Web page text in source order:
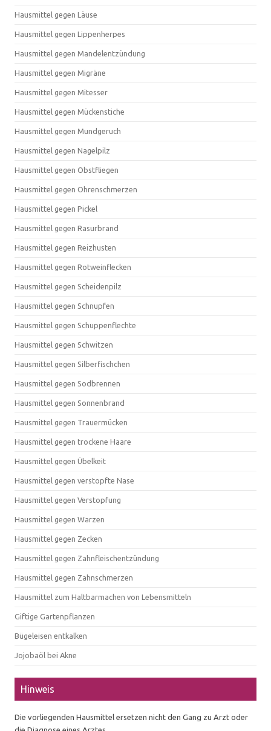
Hausmittel gegen Läuse
Hausmittel gegen Lippenherpes
Hausmittel gegen Mandelentzündung
Hausmittel gegen Migräne
Hausmittel gegen Mitesser
Hausmittel gegen Mückenstiche
Hausmittel gegen Mundgeruch
Hausmittel gegen Nagelpilz
Hausmittel gegen Obstfliegen
Hausmittel gegen Ohrenschmerzen
Hausmittel gegen Pickel
Hausmittel gegen Rasurbrand
Hausmittel gegen Reizhusten
Hausmittel gegen Rotweinflecken
Hausmittel gegen Scheidenpilz
Hausmittel gegen Schnupfen
Hausmittel gegen Schuppenflechte
Hausmittel gegen Schwitzen
Hausmittel gegen Silberfischchen
Hausmittel gegen Sodbrennen
Hausmittel gegen Sonnenbrand
Hausmittel gegen Trauermücken
Hausmittel gegen trockene Haare
Hausmittel gegen Übelkeit
Hausmittel gegen verstopfte Nase
Hausmittel gegen Verstopfung
Hausmittel gegen Warzen
Hausmittel gegen Zecken
Hausmittel gegen Zahnfleischentzündung
Hausmittel gegen Zahnschmerzen
Hausmittel zum Haltbarmachen von Lebensmitteln
Giftige Gartenpflanzen
Bügeleisen entkalken
Jojobaöl bei Akne
Hinweis
Die vorliegenden Hausmittel ersetzen nicht den Gang zu Arzt oder